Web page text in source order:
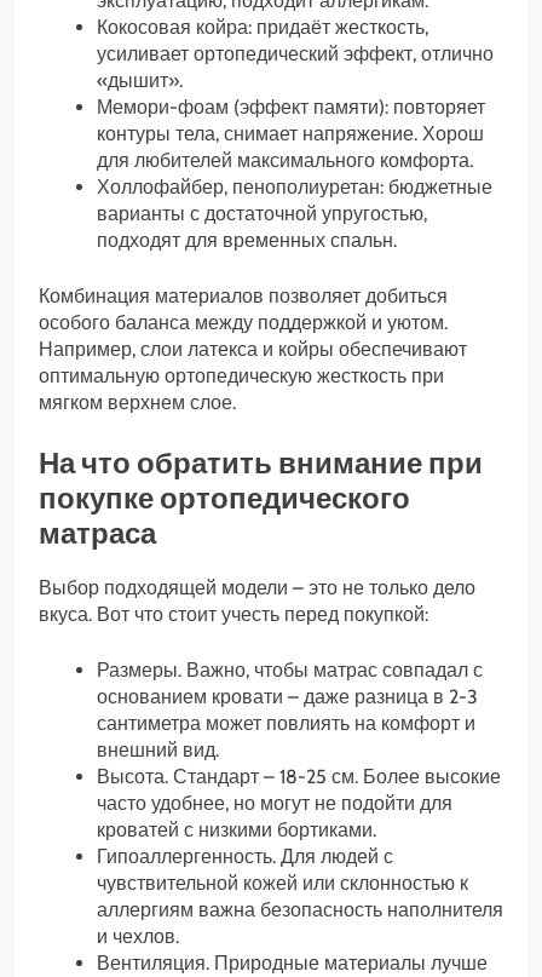
Кокосовая койра: придаёт жесткость,
усиливает ортопедический эффект, отлично
«дышит».
Мемори-фоам (эффект памяти): повторяет
контуры тела, снимает напряжение. Хорош
для любителей максимального комфорта.
Холлофайбер, пенополиуретан: бюджетные
варианты с достаточной упругостью,
подходят для временных спальн.
Комбинация материалов позволяет добиться
особого баланса между поддержкой и уютом.
Например, слои латекса и койры обеспечивают
оптимальную ортопедическую жесткость при
мягком верхнем слое.
На что обратить внимание при
покупке ортопедического
матраса
Выбор подходящей модели – это не только дело
вкуса. Вот что стоит учесть перед покупкой:
Размеры. Важно, чтобы матрас совпадал с
основанием кровати – даже разница в 2-3
сантиметра может повлиять на комфорт и
внешний вид.
Высота. Стандарт – 18-25 см. Более высокие
часто удобнее, но могут не подойти для
кроватей с низкими бортиками.
Гипоаллергенность. Для людей с
чувствительной кожей или склонностью к
аллергиям важна безопасность наполнителя
и чехлов.
Вентиляция. Природные материалы лучше